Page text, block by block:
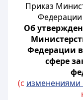
Приказ
Федерации
Об
Федерации
сфере
(с изменениями